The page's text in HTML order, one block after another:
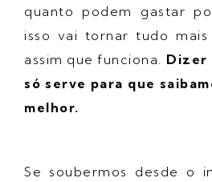
quanto podem gastar
isso vai tornar tudo
assim que funciona. Dizer
só serve para que
melhor.
Se soubermos desde o